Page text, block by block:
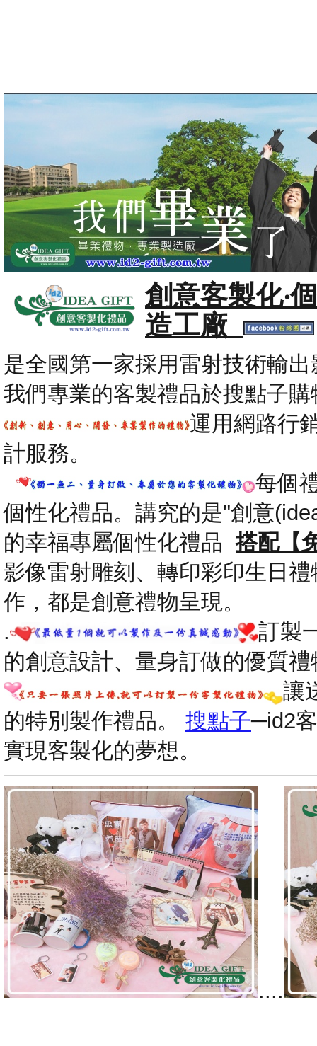
創意客製化‧
造工廠
是全國第一家採用雷射技術輸
我們專業的客製禮品於搜點子
運用網路行
計服務。
每個
個性化禮品。講究的是"創意
的幸福專屬個性化禮品搭配【
影像雷射雕刻、轉印彩印生日禮
作，都是創意禮物呈現。
.
訂製
的創意設計、量身訂做的優質禮
讓
的特別製作禮品。 搜點子─id2
實現客製化的夢想。
....